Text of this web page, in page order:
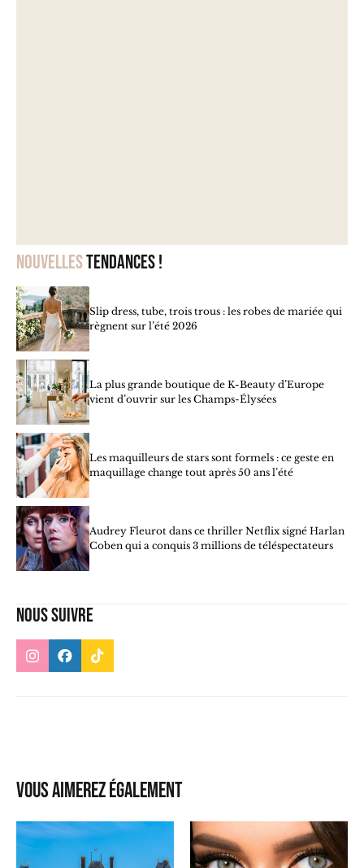
Nouvellestendances !
Slip dress, tube, trois trous : les robes de mariée qui
règnent sur l’été 2026
La plus grande boutique de K-Beauty d’Europe
vient d’ouvrir sur les Champs-Élysées
Les maquilleurs de stars sont formels : ce geste en
maquillage change tout après 50 ans l’été
Audrey Fleurot dans ce thriller Netflix signé Harlan
Coben qui a conquis 3 millions de téléspectateurs
Nous suivre
Vous aimerez également